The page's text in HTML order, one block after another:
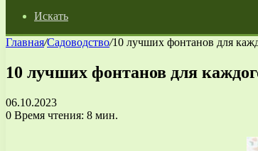
Искать
Главная/Садоводство/10 лучших фонтанов для
10 лучших фонтанов для
06.10.2023
0 Время чтения: 8 мин.